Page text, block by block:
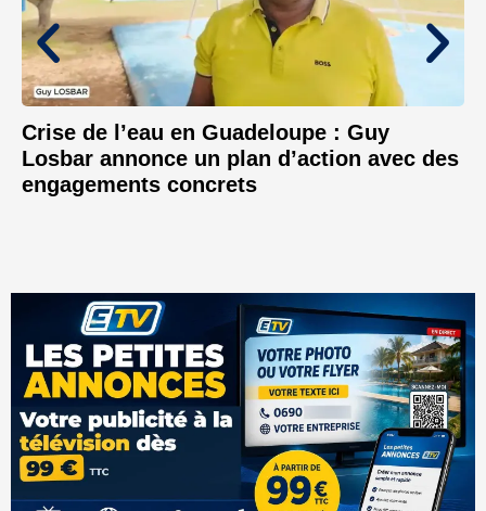
Crise de l’eau en Guadeloupe : Guy
Losbar annonce un plan d’action avec des
engagements concrets